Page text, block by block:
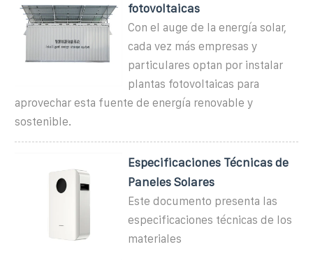
fotovoltaicas
Con el auge de la energía solar,
cada vez más empresas y
particulares optan por instalar
plantas fotovoltaicas para
aprovechar esta fuente de energía renovable y
sostenible.
Especificaciones Técnicas de
Paneles Solares
Este documento presenta las
especificaciones técnicas de los
materiales